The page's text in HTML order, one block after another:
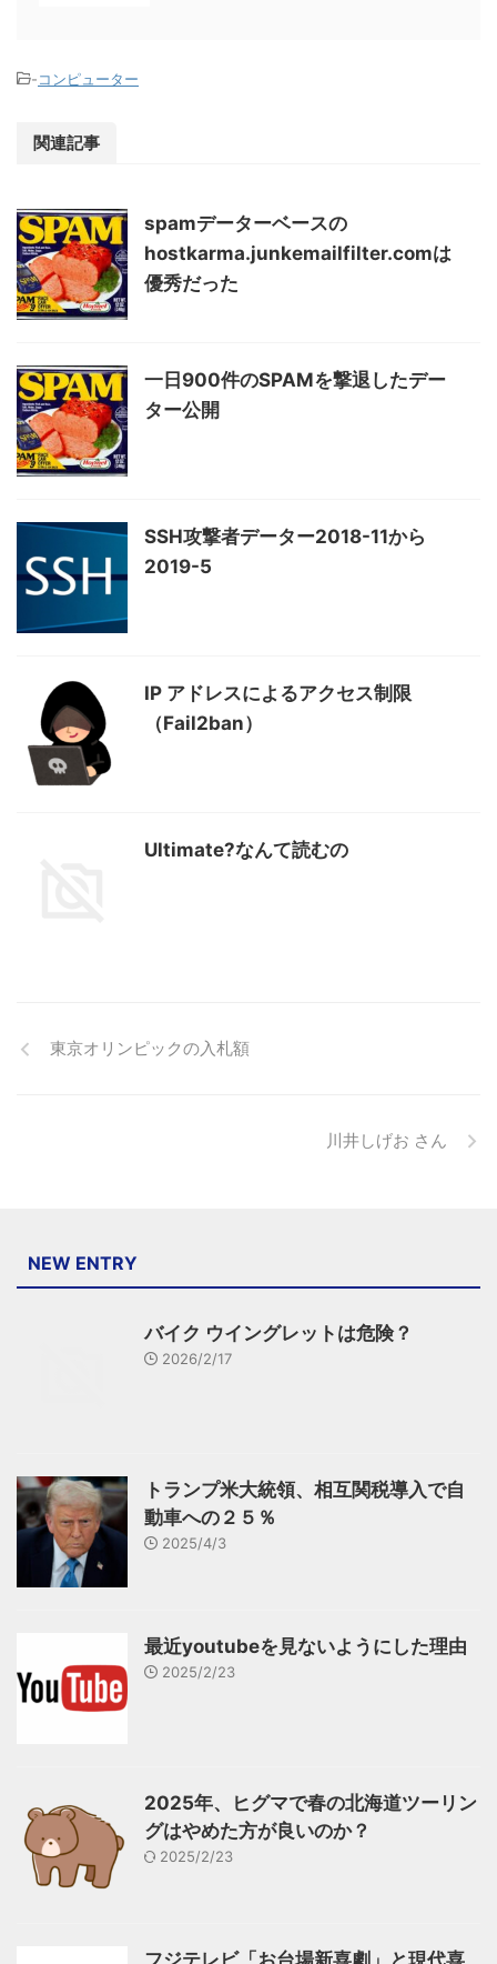
-コンピューター
関連記事
spamデーターベースの
hostkarma.junkemailfilter.comは
優秀だった
一日900件のSPAMを撃退したデー
ター公開
SSH攻撃者データー2018-11から
2019-5
IP アドレスによるアクセス制限
（Fail2ban）
Ultimate?なんて読むの
東京オリンピックの入札額
川井しげお さん
NEW ENTRY
バイク ウイングレットは危険？
2026/2/17
トランプ米大統領、相互関税導入で自
動車への２５％
2025/4/3
最近youtubeを見ないようにした理由
2025/2/23
2025年、ヒグマで春の北海道ツーリン
グはやめた方が良いのか？
2025/2/23
フジテレビ「お台場新喜劇」と現代喜